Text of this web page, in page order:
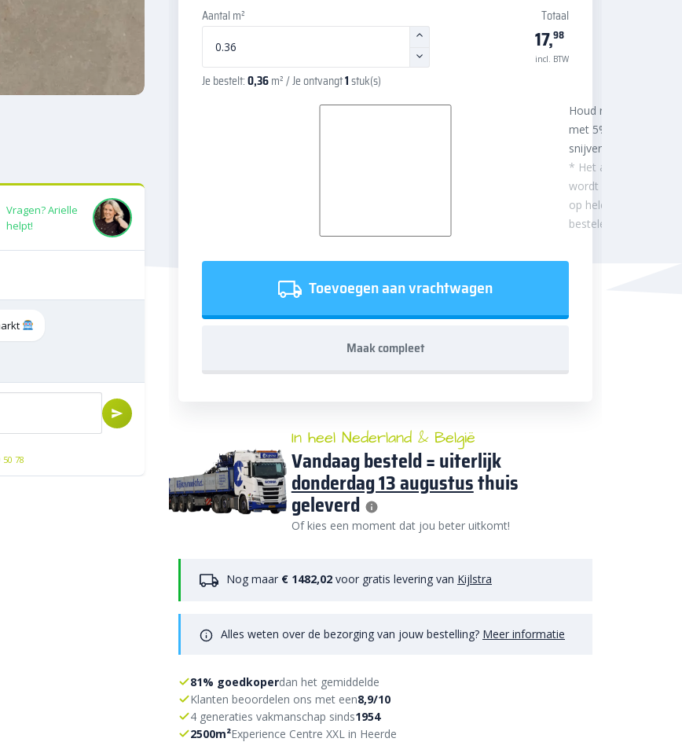
Vragen? Arielle
helpt!
50 78
Aantal m²
Je bestelt:0,36m²/ Je ontvangt1stuk(s)
Totaal
17,98
incl. BTW
Houd rekening
met 5%
snijverlies
* Het aantal m²
wordt afgerond
op hele
besteleenheden.
Toevoegen aan vrachtwagen
Maak compleet
In heel Nederland & België
Vandaag besteld = uiterlijk
donderdag 13 augustusthuis
geleverd
Of kies een moment dat jou beter uitkomt!
Nog maar € 1482,02 voor gratis levering van Kijlstra
Alles weten over de bezorging van jouw bestelling? Meer informatie
81% goedkoperdan het gemiddelde
Klanten beoordelen ons met een8,9/10
4 generaties vakmanschap sinds1954
2500m²Experience Centre XXL in Heerde